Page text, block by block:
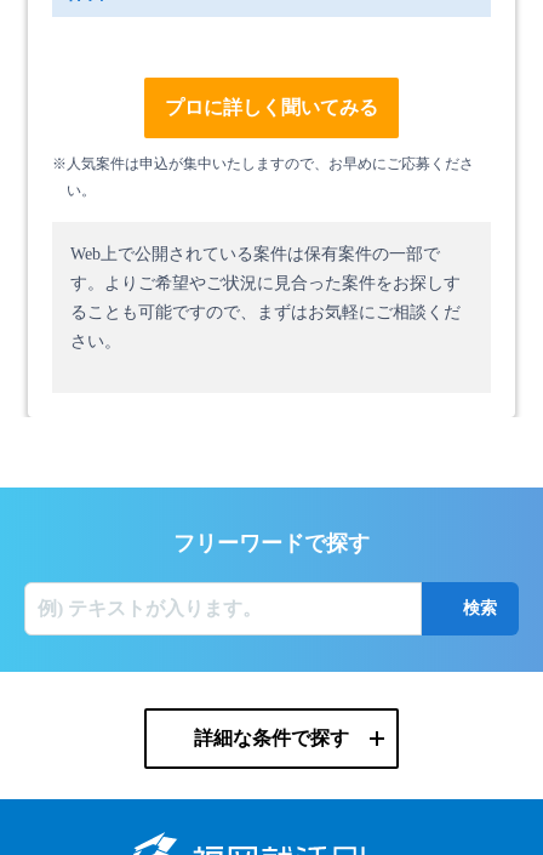
プロに詳しく聞いてみる
※人気案件は申込が集中いたしますので、お早めにご応募くださ
い。
Web上で公開されている案件は保有案件の一部で
す。 よりご希望やご状況に見合った案件をお探しす
ることも可能ですので、まずはお気軽にご相談くだ
さい。
フリーワードで探す
詳細な条件で探す